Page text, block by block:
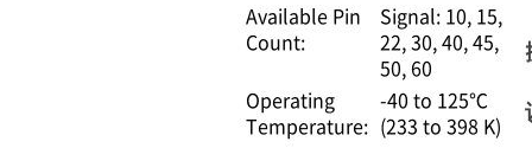
Available Pin
Count:
Signal: 10, 15,
22, 30, 40, 45,
50, 60
Operating
Temperature:
-40 to 125℃
(233 to 398 K)